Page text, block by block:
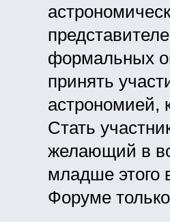
формальных
принять
астрономией,
Стать
желающий в
младше этого
Форуме